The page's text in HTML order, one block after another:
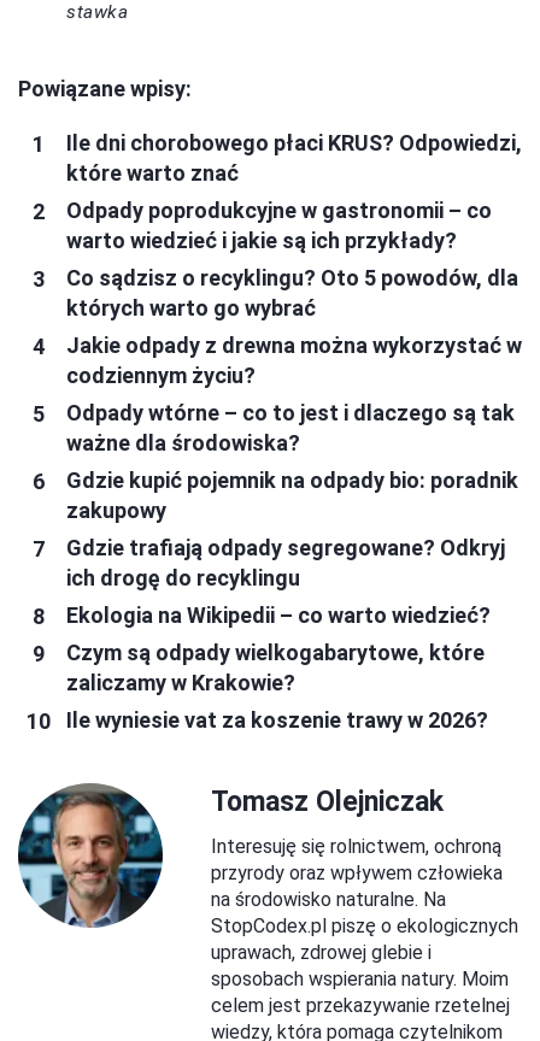
stawka
Powiązane wpisy:
Ile dni chorobowego płaci KRUS? Odpowiedzi,
które warto znać
Odpady poprodukcyjne w gastronomii – co
warto wiedzieć i jakie są ich przykłady?
Co sądzisz o recyklingu? Oto 5 powodów, dla
których warto go wybrać
Jakie odpady z drewna można wykorzystać w
codziennym życiu?
Odpady wtórne – co to jest i dlaczego są tak
ważne dla środowiska?
Gdzie kupić pojemnik na odpady bio: poradnik
zakupowy
Gdzie trafiają odpady segregowane? Odkryj
ich drogę do recyklingu
Ekologia na Wikipedii – co warto wiedzieć?
Czym są odpady wielkogabarytowe, które
zaliczamy w Krakowie?
Ile wyniesie vat za koszenie trawy w 2026?
Tomasz Olejniczak
Interesuję się rolnictwem, ochroną
przyrody oraz wpływem człowieka
na środowisko naturalne. Na
StopCodex.pl piszę o ekologicznych
uprawach, zdrowej glebie i
sposobach wspierania natury. Moim
celem jest przekazywanie rzetelnej
wiedzy, która pomaga czytelnikom